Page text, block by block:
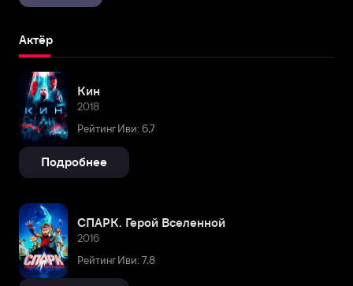
Актёр
Кин
2018
Рейтинг Иви: 6,7
Подробнее
СПАРК. Герой Вселенной
2016
Рейтинг Иви: 7,8